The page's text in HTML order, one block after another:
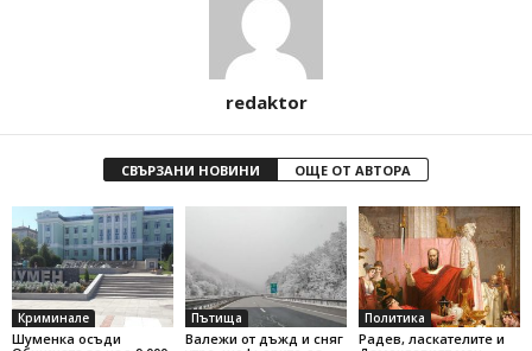
redaktor
СВЪРЗАНИ НОВИНИ ОЩЕ ОТ АВТОРА
Криминале
Шуменка осъди
Пътища
Валежи от дъжд и сняг
Политика
Радев, ласкателите и